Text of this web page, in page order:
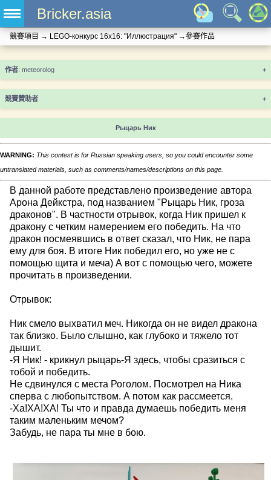
Bricker.asia
競賽項目 → LEGO-конкурс 16x16: "Иллюстрация" →參賽作品
+
競賽贊助者 +
Рыцарь Ник
WARNING: This contest is for Russian speaking users, so you could encounter some
untranslated materials, such as comments/names/descriptions on this page.
В данной работе представлено произведение автора
Арона Дейкстра, под названием "Рыцарь Ник, гроза
драконов". В частности отрывок, когда Ник пришел к
дракону с четким намерением его победить. На что
дракон посмеявшись в ответ сказал, что Ник, не пара
ему для боя. В итоге Ник победил его, но уже не с
помощью щита и меча) А вот с помощью чего, можете
прочитать в произведении.
Отрывок:
Ник смело выхватил меч. Никогда он не видел дракона
так близко. Было слышно, как глубоко и тяжело тот
дышит.
-Я Ник! - крикнул рыцарь-Я здесь, чтобы сразиться с
тобой и победить.
Не сдвинулся с места Роголом. Посмотрел на Ника
сперва с любопытством. А потом как рассмеется.
-Ха!ХА!ХА! Ты что и правда думаешь победить меня
таким маленьким мечом?
Забудь, не пара ты мне в бою.